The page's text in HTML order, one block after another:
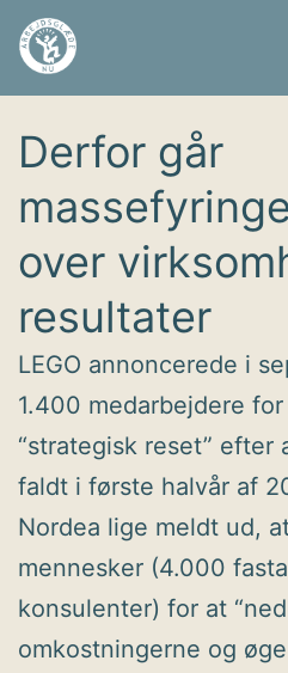
Fortsæt
Arbejdsglæde
Udgivet
Derfor går
over
resultater
LEGO annoncerede i
1.400 medarbejdere
“strategisk reset”
faldt i første halvår af
Nordea lige meldt ud,
mennesker (4.000
konsulenter) for at
omkostningerne og